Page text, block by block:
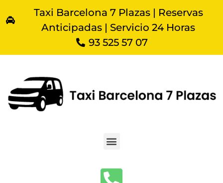
Taxi Barcelona 7 Plazas | Reservas
Anticipadas | Servicio 24 Horas
93 525 57 07